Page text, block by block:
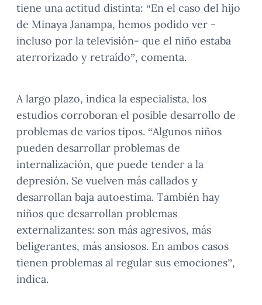
tiene una actitud distinta: “En el caso del hijo
de Minaya Janampa, hemos podido ver -
incluso por la televisión- que el niño estaba
aterrorizado y retraído”, comenta.
A largo plazo, indica la especialista, los
estudios corroboran el posible desarrollo de
problemas de varios tipos. “Algunos niños
pueden desarrollar problemas de
internalización, que puede tender a la
depresión. Se vuelven más callados y
desarrollan baja autoestima. También hay
niños que desarrollan problemas
externalizantes: son más agresivos, más
beligerantes, más ansiosos. En ambos casos
tienen problemas al regular sus emociones”,
indica.